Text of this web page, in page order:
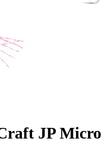
JP Micro